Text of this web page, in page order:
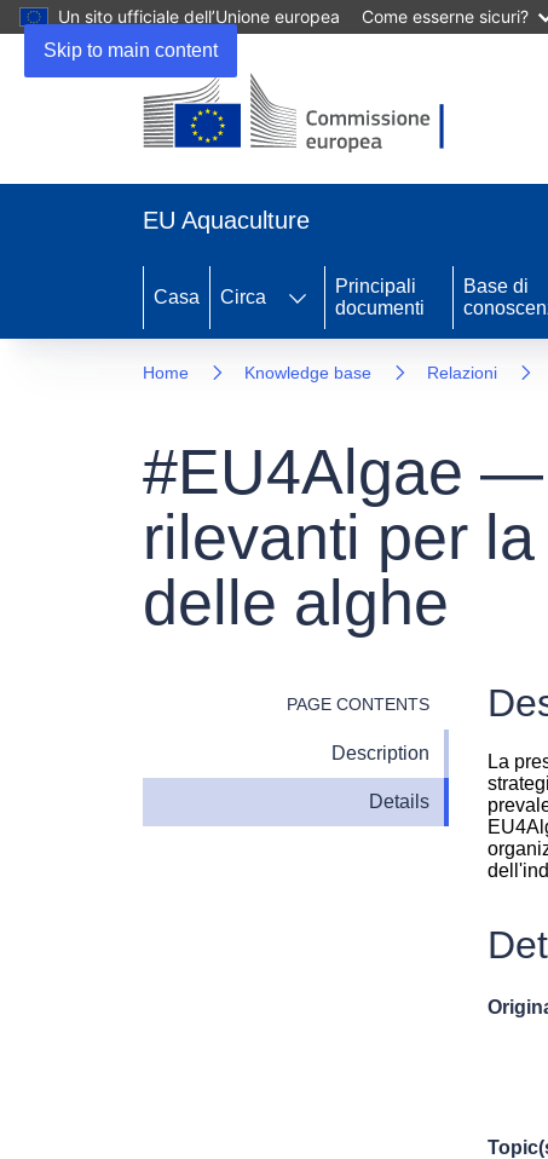
Skip to main content
Un sito ufficiale dell’Unione europea Come esserne sicuri?
EU Aquaculture
Casa Circa
Principali
documenti
Base di
Home Knowledge base Relazioni
#EU4Algae —
rilevanti per
delle alghe
PAGE CONTENTS
Description
Details
La